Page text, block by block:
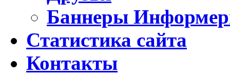
Баннеры
Статистика сайта
Контакты